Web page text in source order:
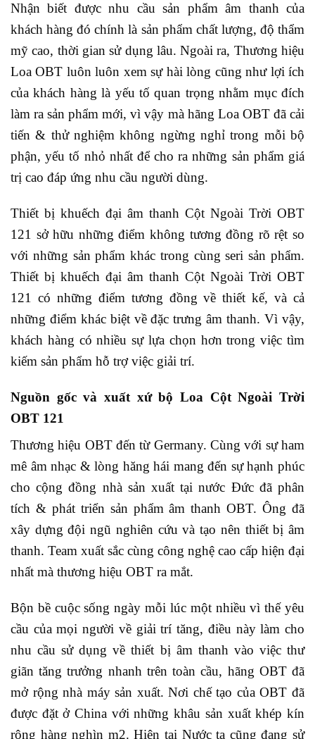
Nhận biết được nhu cầu sản phẩm âm thanh của
khách hàng đó chính là sản phẩm chất lượng, độ thẩm
mỹ cao, thời gian sử dụng lâu. Ngoài ra, Thương hiệu
Loa OBT luôn luôn xem sự hài lòng cũng như lợi ích
của khách hàng là yếu tố quan trọng nhằm mục đích
làm ra sản phẩm mới, vì vậy mà hãng Loa OBT đã cải
tiến & thử nghiệm không ngừng nghỉ trong mỗi bộ
phận, yếu tố nhỏ nhất để cho ra những sản phẩm giá
trị cao đáp ứng nhu cầu người dùng.
Thiết bị khuếch đại âm thanh Cột Ngoài Trời OBT
121 sở hữu những điểm không tương đồng rõ rệt so
với những sản phẩm khác trong cùng seri sản phẩm.
Thiết bị khuếch đại âm thanh Cột Ngoài Trời OBT
121 có những điểm tương đồng về thiết kế, và cả
những điểm khác biệt về đặc trưng âm thanh. Vì vậy,
khách hàng có nhiều sự lựa chọn hơn trong việc tìm
kiếm sản phẩm hỗ trợ việc giải trí.
Nguồn gốc và xuất xứ bộ Loa Cột Ngoài Trời
OBT 121
Thương hiệu OBT đến từ Germany. Cùng với sự ham
mê âm nhạc & lòng hăng hái mang đến sự hạnh phúc
cho cộng đồng nhà sản xuất tại nước Đức đã phân
tích & phát triển sản phẩm âm thanh OBT. Ông đã
xây dựng đội ngũ nghiên cứu và tạo nên thiết bị âm
thanh. Team xuất sắc cùng công nghệ cao cấp hiện đại
nhất mà thương hiệu OBT ra mắt.
Bộn bề cuộc sống ngày mỗi lúc một nhiều vì thế yêu
cầu của mọi người về giải trí tăng, điều này làm cho
nhu cầu sử dụng về thiết bị âm thanh vào việc thư
giãn tăng trưởng nhanh trên toàn cầu, hãng OBT đã
mở rộng nhà máy sản xuất. Nơi chế tạo của OBT đã
được đặt ở China với những khâu sản xuất khép kín
rộng hàng nghìn m2. Hiện tại Nước ta cũng đang sử